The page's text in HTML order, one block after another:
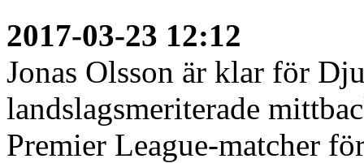
2017-03-23 12:12
Jonas Olsson är klar för
landslagsmeriterade
Premier League-matcher